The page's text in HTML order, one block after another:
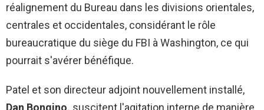
réalignement du Bureau dans les divisions orientales,
centrales et occidentales, considérant le rôle
bureaucratique du siège du FBI à Washington, ce qui
pourrait s'avérer bénéfique.
Patel et son directeur adjoint nouvellement installé,
Dan Bongino, suscitent l'agitation interne de manière